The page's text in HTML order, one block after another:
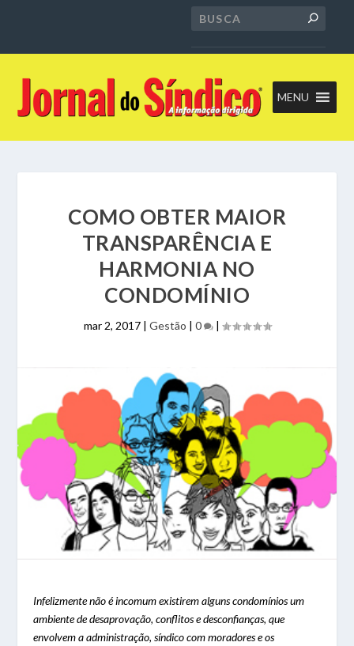
MENU
COMO OBTER MAIOR
TRANSPARÊNCIA E
HARMONIA NO
CONDOMÍNIO
mar 2, 2017| Gestão | 0 |
Infelizmente não é incomum existirem alguns condomínios um
ambiente de desaprovação, conflitos e desconfianças, que
envolvem a administração, síndico com moradores e os